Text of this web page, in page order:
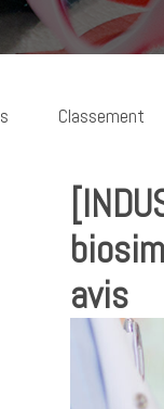
Classement
avis